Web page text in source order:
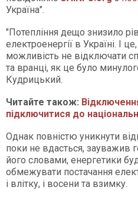
Україна".
"Потепління дещо знизило
електроенергії в Україні. І
можливість не відключати
та вранці, як це було
Кудрицький.
Читайте також:
підключитися до
Однак повністю уникнути
поки не вдасться, зауважив
його словами, енергетики
обмежувати постачання
і влітку, і восени та взимку.